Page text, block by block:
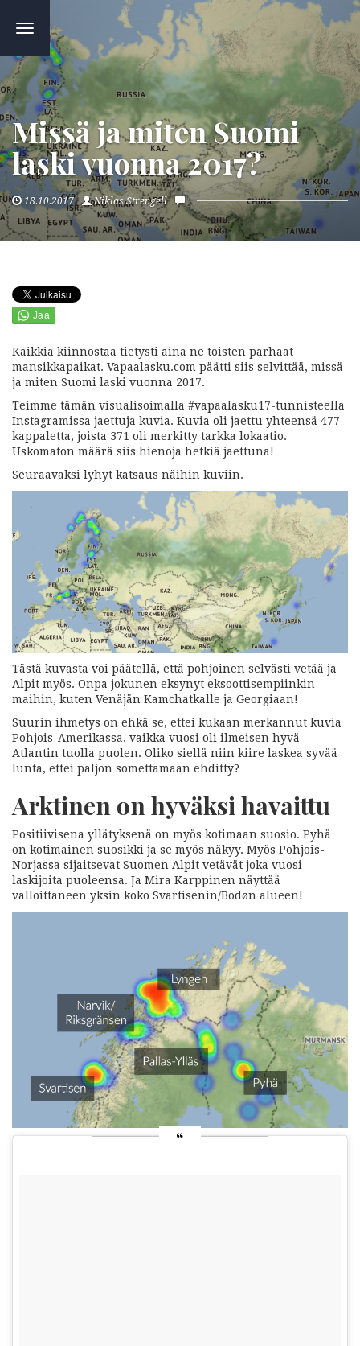
TOGGLE
NAVIGATION
Missä ja miten Suomi
laski vuonna 2017?
18.10.2017 Niklas Strengell
Kaikkia kiinnostaa tietysti aina ne toisten parhaat
mansikkapaikat. Vapaalasku.com päätti siis selvittää, missä
ja miten Suomi laski vuonna 2017.
Teimme tämän visualisoimalla #vapaalasku17-tunnisteella
Instagramissa jaettuja kuvia. Kuvia oli jaettu yhteensä 477
kappaletta, joista 371 oli merkitty tarkka lokaatio.
Uskomaton määrä siis hienoja hetkiä jaettuna!
Seuraavaksi lyhyt katsaus näihin kuviin.
Tästä kuvasta voi päätellä, että pohjoinen selvästi vetää ja
Alpit myös. Onpa jokunen eksynyt eksoottisempiinkin
maihin, kuten Venäjän Kamchatkalle ja Georgiaan!
Suurin ihmetys on ehkä se, ettei kukaan merkannut kuvia
Pohjois-Amerikassa, vaikka vuosi oli ilmeisen hyvä
Atlantin tuolla puolen. Oliko siellä niin kiire laskea syvää
lunta, ettei paljon somettamaan ehditty?
Arktinen on hyväksi havaittu
Positiivisena yllätyksenä on myös kotimaan suosio. Pyhä
on kotimainen suosikki ja se myös näkyy. Myös Pohjois-
Norjassa sijaitsevat Suomen Alpit vetävät joka vuosi
laskijoita puoleensa. Ja Mira Karppinen näyttää
valloittaneen yksin koko Svartisenin/Bodøn alueen!